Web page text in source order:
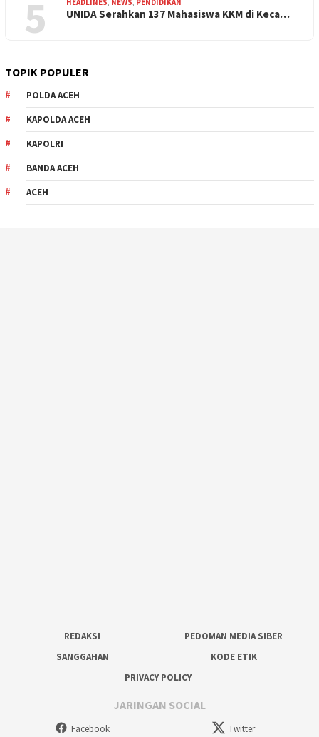
5 HEADLINES, NEWS, PENDIDIKAN
UNIDA Serahkan 137 Mahasiswa KKM di Keca…
TOPIK POPULER
POLDA ACEH
KAPOLDA ACEH
KAPOLRI
BANDA ACEH
ACEH
REDAKSI
PEDOMAN MEDIA SIBER
SANGGAHAN
KODE ETIK
PRIVACY POLICY
JARINGAN SOCIAL
Facebook Twitter